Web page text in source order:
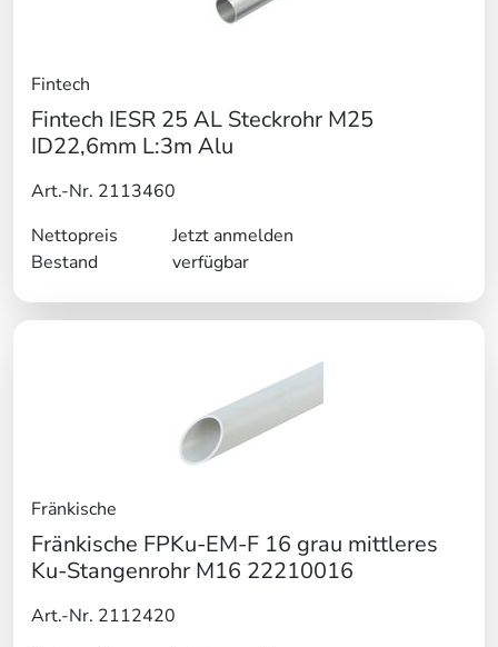
Fintech
Fintech IESR 25 AL Steckrohr M25
ID22,6mm L:3m Alu
Art.-Nr. 2113460
Nettopreis
Jetzt anmelden
Bestand
verfügbar
Fränkische
Fränkische FPKu-EM-F 16 grau mittleres
Ku-Stangenrohr M16 22210016
Art.-Nr. 2112420